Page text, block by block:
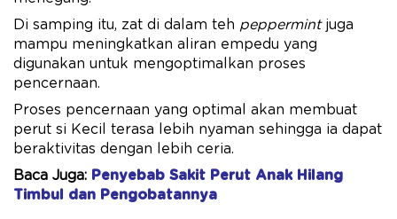
Di samping itu, zat di dalam teh peppermint juga
mampu meningkatkan aliran empedu yang
digunakan untuk mengoptimalkan proses
pencernaan.
Proses pencernaan yang optimal akan membuat
perut si Kecil terasa lebih nyaman sehingga ia dapat
beraktivitas dengan lebih ceria.
Baca Juga: Penyebab Sakit Perut Anak Hilang
Timbul dan Pengobatannya